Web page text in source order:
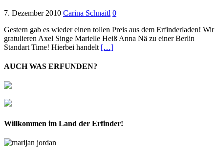
7. Dezember 2010 Carina Schnaitl 0
Gestern gab es wieder einen tollen Preis aus dem Erfinderladen! Wir
gratulieren Axel Singe Marielle Heiß Anna Nä zu einer Berlin
Standart Time! Hierbei handelt […]
AUCH WAS ERFUNDEN?
Willkommen im Land der Erfinder!